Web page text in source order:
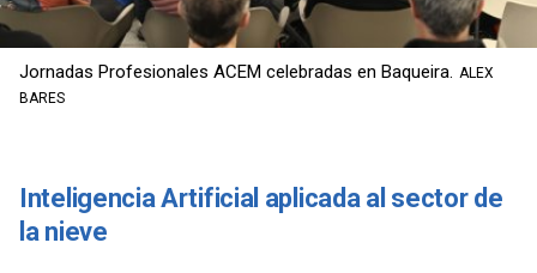
Jornadas Profesionales ACEM celebradas en Baqueira. ALEX
BARES
Inteligencia Artificial aplicada al sector de
la nieve